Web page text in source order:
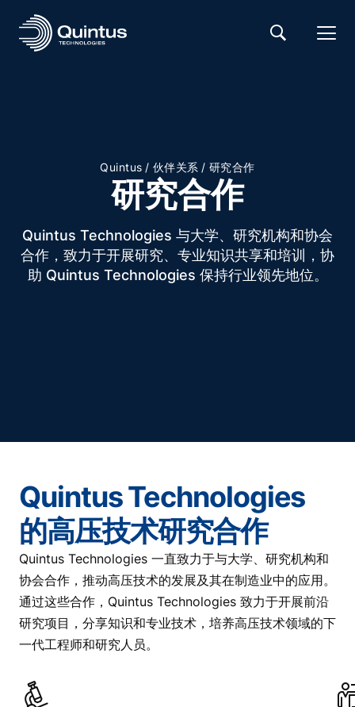
Quintus / 伙伴关系 / 研究合作
研究合作
Quintus Technologies 与大学、研究机构和协会
合作，致力于开展研究、专业知识共享和培训，协
助 Quintus Technologies 保持行业领先地位。
Quintus Technologies
的高压技术研究合作
Quintus Technologies 一直致力于与大学、研究机构和
协会合作，推动高压技术的发展及其在制造业中的应用。
通过这些合作，Quintus Technologies 致力于开展前沿
研究项目，分享知识和专业技术，培养高压技术领域的下
一代工程师和研究人员。